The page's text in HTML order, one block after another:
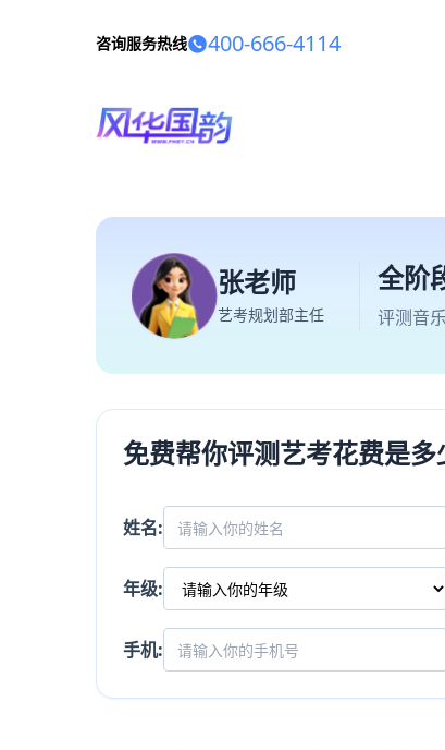
咨询服务热线 400-666-4114
张老师
艺考规划部主任
全阶
评测音
免费帮你评测艺考花费是多
姓名:
年级:
手机: